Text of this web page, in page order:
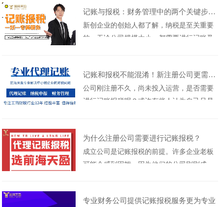
未来规划，根据其具体情况提供定制化的记
账报税方案。设立专门的客户服务团队，负
责与客户保持密切沟通，及时了解并响应其
记账与报税：财务管理中的两个关键步骤！
新创企业的创始人都了解，纳税是至关重要
的。无论公司规模大小，都需要进行记账及
作，这是错误的。事实上，做账和报税是两
个不同的过程。记账和报税是财务管理中两
个不同的概念：1. 记账：记账是指记录和归
记账和报税不能混淆！新注册公司更需引起重视！
公司刚注册不久，尚未投入运营，是否需要
进行记账报税呢？或许有些人认为自己只是
的！实际上，记账和报税是两个不同的事
情！不能混淆在一起，只有做账而不报税，
税务局一定会来找你；只报税而不做账，纳
为什么注册公司需要进行记账报税？
成立公司是记账报税的前提。许多企业老板
可能会感到困扰，因为他们的公司刚刚成
都会认定公司一经成立就开始经营，因此您
专业财务公司提供记账报税服务更为专业